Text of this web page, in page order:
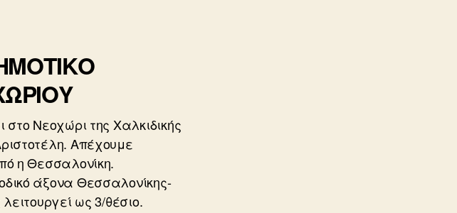
Νεοχώρι της Χαλκιδικής
Απέχουμε
η Θεσσαλονίκη.
άξονα Θεσσαλονίκης-
ως 3/θέσιο.